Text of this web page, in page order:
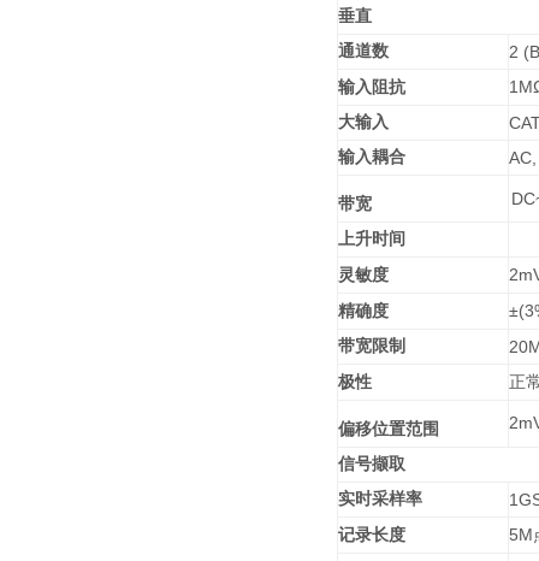
垂直
通道数
2
输入阻抗
大输入
输入耦合
带宽
上升时间
灵敏度
精确度
带宽限制
极性 正
偏移位置范围
信号撷取
实时采样率
记录长度 5M